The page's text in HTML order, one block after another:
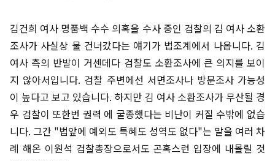
김건희 여사 명품백 수수 의혹을 수사 중인 검찰의 김 여사 소환
조사가 사실상 물 건너갔다는 얘기가 법조계에서 나옵니다. 김
여사 측의 반발이 거센데다 검찰도 소환조사에 큰 의지를 보이
지 않아서입니다. 검찰 주변에선 서면조사나 방문조사 가능성
이 높다고 보고 있습니다. 하지만 김 여사 소환조사가 무산될 경
우 검찰이 또한번 권력 에 굴종했다는 비난이 커질 수밖에 없습
니다. 그간 "법앞에 예외도 특혜도 성역도 없다"는 말을 여러 차
례 해온 이원석 검찰총장으로서도 곤혹스런 입장에 내몰릴 것